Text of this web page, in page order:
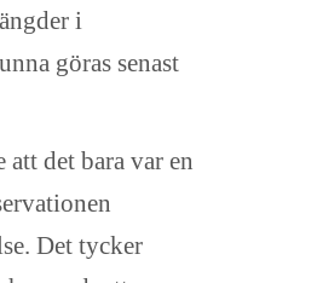
i
göras senast
det bara var en
Det tycker